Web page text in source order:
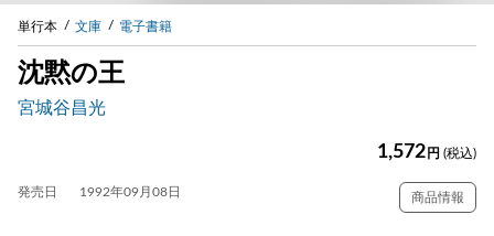
単行本 文庫 電子書籍
沈黙の王
宮城谷昌光
1,572 円 (税込)
発売日 1992年09月08日 商品情報